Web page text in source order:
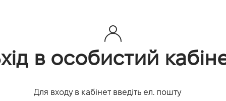
в особистий
Для входу в кабінет введіть ел. пошту